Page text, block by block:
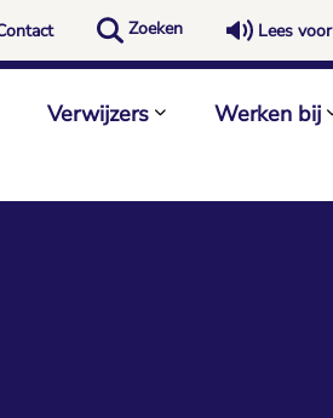
Zoeken Lees voor
Verwijzers Werken bij